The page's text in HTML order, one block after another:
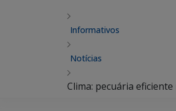
Informativos
Notícias
Clima: pecuária